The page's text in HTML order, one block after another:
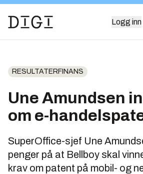
Logg inn
RESULTATERFINANS
Une Amundsen
om e-
SuperOffice-sjef Une
penger på at Bellboy skal
krav om patent på mobil- og